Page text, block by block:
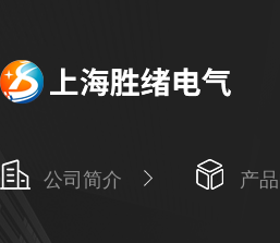
公司简介 产